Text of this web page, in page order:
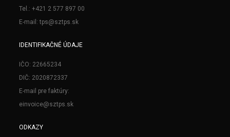
Tel.: +421 2 577 897 00
E-mail: tps@sztps.sk
IDENTIFIKAČNÉ ÚDAJE
IČO: 22665234
DIČ: 2020872337
E-mail pre faktúry:
einvoice@sztps.sk
ODKAZY